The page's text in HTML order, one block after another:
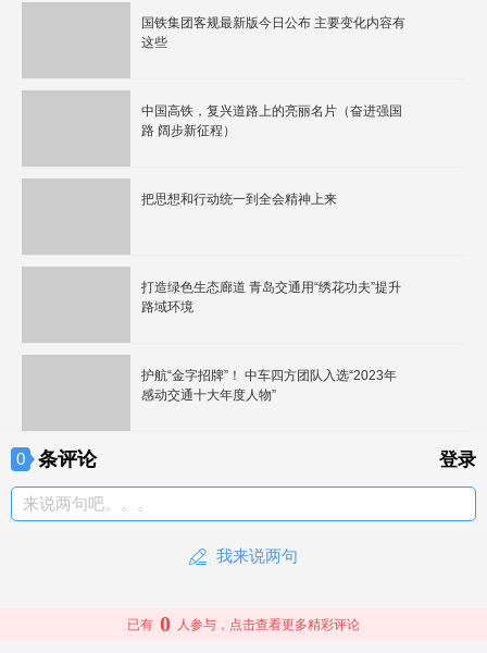
国铁集团客规最新版今日公布 主要变化内容有
这些
中国高铁，复兴道路上的亮丽名片（奋进强国
路 阔步新征程）
把思想和行动统一到全会精神上来
打造绿色生态廊道 青岛交通用“绣花功夫”提升
路域环境
护航“金字招牌”！ 中车四方团队入选“2023年
感动交通十大年度人物”
0 条评论 登录
来说两句吧。。。
我来说两句
已有 0 人参与，点击查看更多精彩评论